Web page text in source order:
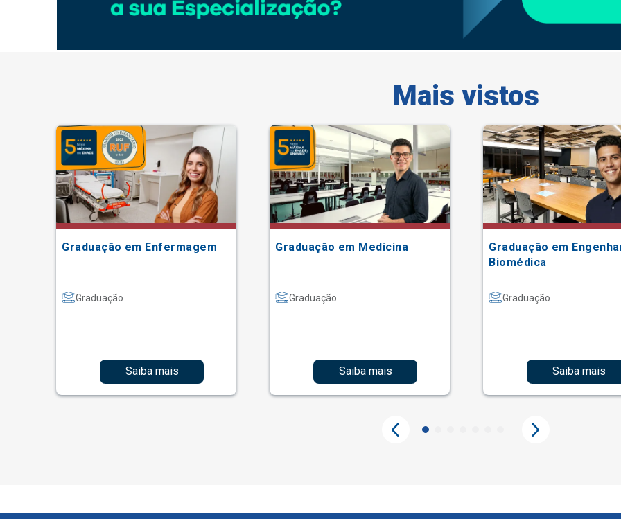
Mais vistos
Graduação em Enfermagem
Graduação
Saiba mais
Graduação em Medicina
Graduação
Saiba mais
Graduação em
Biomédica
Graduação
Saiba mais